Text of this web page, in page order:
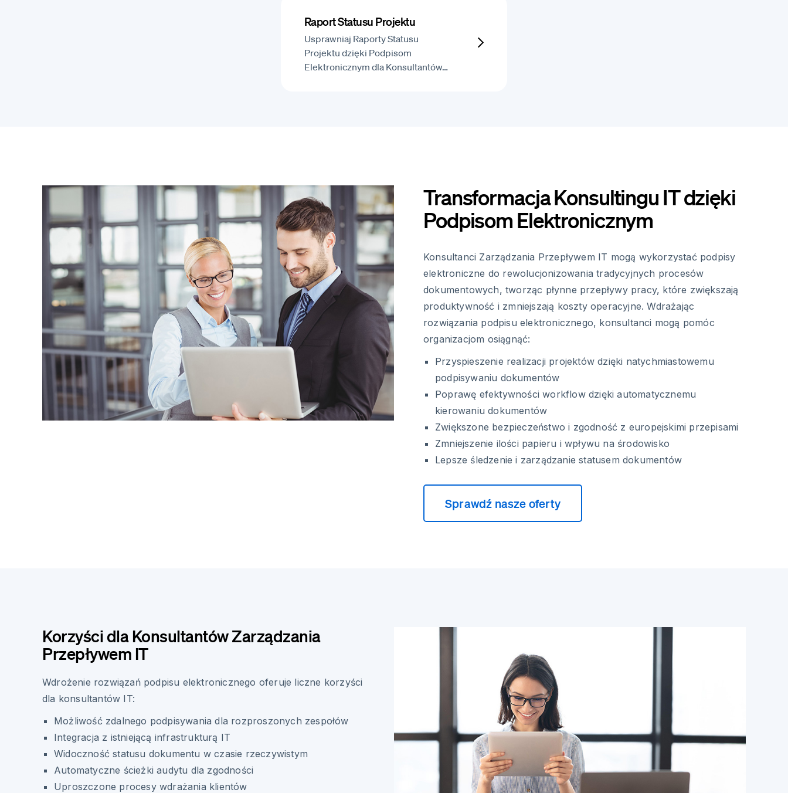
Raport Statusu Projektu
Usprawniaj Raporty Statusu
Projektu dzięki Podpisom
Elektronicznym dla Konsultantów…
Transformacja Konsultingu IT dzięki
Podpisom Elektronicznym
Konsultanci Zarządzania Przepływem IT mogą wykorzystać podpisy
elektroniczne do rewolucjonizowania tradycyjnych procesów
dokumentowych, tworząc płynne przepływy pracy, które zwiększają
produktywność i zmniejszają koszty operacyjne. Wdrażając
rozwiązania podpisu elektronicznego, konsultanci mogą pomóc
organizacjom osiągnąć:
Przyspieszenie realizacji projektów dzięki natychmiastowemu
podpisywaniu dokumentów
Poprawę efektywności workflow dzięki automatycznemu
kierowaniu dokumentów
Zwiększone bezpieczeństwo i zgodność z europejskimi przepisami
Zmniejszenie ilości papieru i wpływu na środowisko
Lepsze śledzenie i zarządzanie statusem dokumentów
Sprawdź nasze oferty
Korzyści dla Konsultantów Zarządzania
Przepływem IT
Wdrożenie rozwiązań podpisu elektronicznego oferuje liczne korzyści
dla konsultantów IT:
Możliwość zdalnego podpisywania dla rozproszonych zespołów
Integracja z istniejącą infrastrukturą IT
Widoczność statusu dokumentu w czasie rzeczywistym
Automatyczne ścieżki audytu dla zgodności
Uproszczone procesy wdrażania klientów